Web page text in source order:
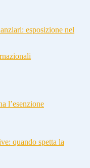
esposizione nel
l’esenzione
quando spetta la